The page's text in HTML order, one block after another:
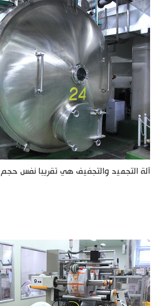
آلة التجميد والتجفيف هي تقريبا نفس